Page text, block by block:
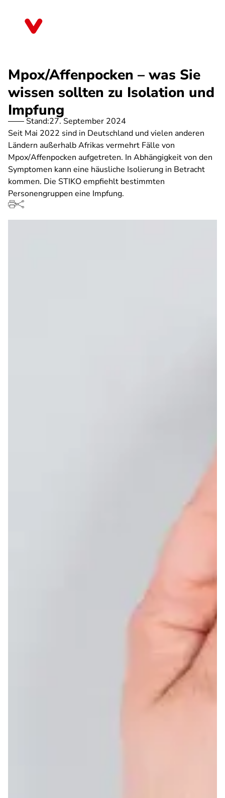
Mpox/Affenpocken – was Sie
wissen sollten zu Isolation und
Impfung
Stand:27. September 2024
Seit Mai 2022 sind in Deutschland und vielen anderen
Ländern außerhalb Afrikas vermehrt Fälle von
Mpox/Affenpocken aufgetreten. In Abhängigkeit von den
Symptomen kann eine häusliche Isolierung in Betracht
kommen. Die STIKO empfiehlt bestimmten
Personengruppen eine Impfung.